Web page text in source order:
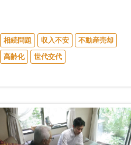
相続問題 収入不安
不動産売却
高齢化
世代交代